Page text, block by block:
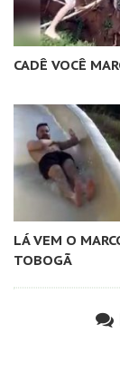
CADÊ VOCÊ
LÁ VEM O
TOBOGÃ